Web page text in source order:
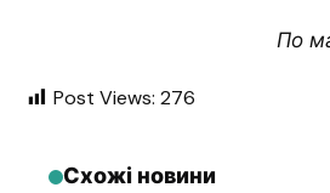
По
Post Views: 276
Схожі новини